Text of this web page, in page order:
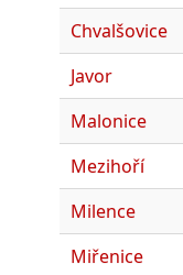
Chvalšovice
Javor
Malonice
Mezihoří
Milence
Miřenice